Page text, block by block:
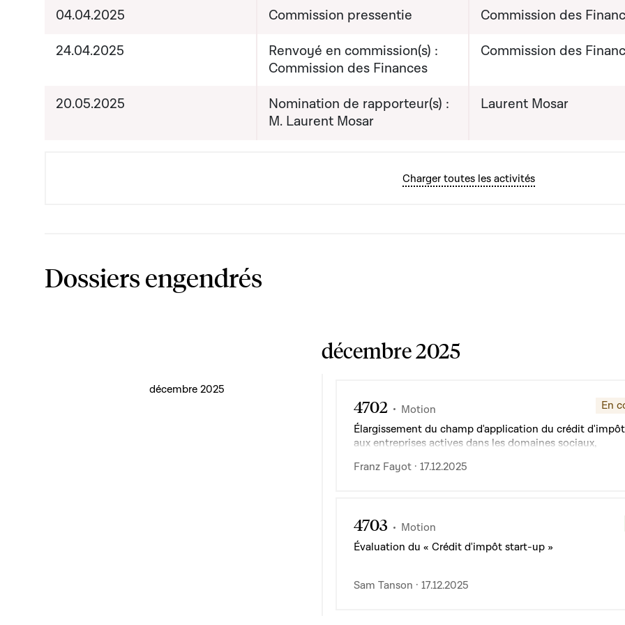
04.04.2025 Commission pressentie
Commission des
24.04.2025
Renvoyé en commission(s) :
Commission des Finances
Commission des
20.05.2025
Nomination de rapporteur(s) :
M. Laurent Mosar
Laurent Mosar
Charger toutes les activités
Dossiers engendrés
décembre 2025
décembre 2025
4702 Motion
En
Élargissement du champ d'application du crédit
aux entreprises actives dans les domaines sociaux,
Franz Fayot · 17.12.2025
4703 Motion
Évaluation du « Crédit d'impôt start-up »
Sam Tanson · 17.12.2025